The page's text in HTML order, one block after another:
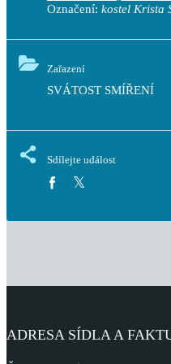
Označení: kostel Krista
Zařazení
SVÁTOST SMÍŘENÍ
Sdílejte událost
ADRESA SÍDLA A